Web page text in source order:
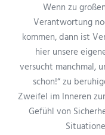
Wenn zu
Verantwortung
kommen, dann ist
hier unsere
versucht manchmal,
schon!“ zu
Zweifel im Inneren
Gefühl von